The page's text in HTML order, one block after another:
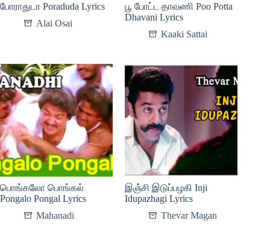
போராதுடா Poraduda Lyrics
Alai Osai
பூ போட்ட தாவணி Poo Potta
Dhavani Lyrics
Kaaki Sattai
பொங்கலோ பொங்கல்
Pongalo Pongal Lyrics
Mahanadi
இஞ்சி இடுப்பழகி Inji
Idupazhagi Lyrics
Thevar Magan